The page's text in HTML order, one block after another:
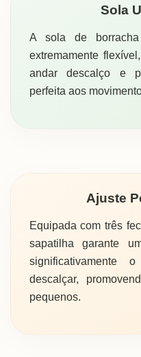
Sola
A sola de
extremamente
andar descalço e
perfeita aos
Ajuste
Equipada com três
sapatilha garante
significativamente
descalçar,
pequenos.